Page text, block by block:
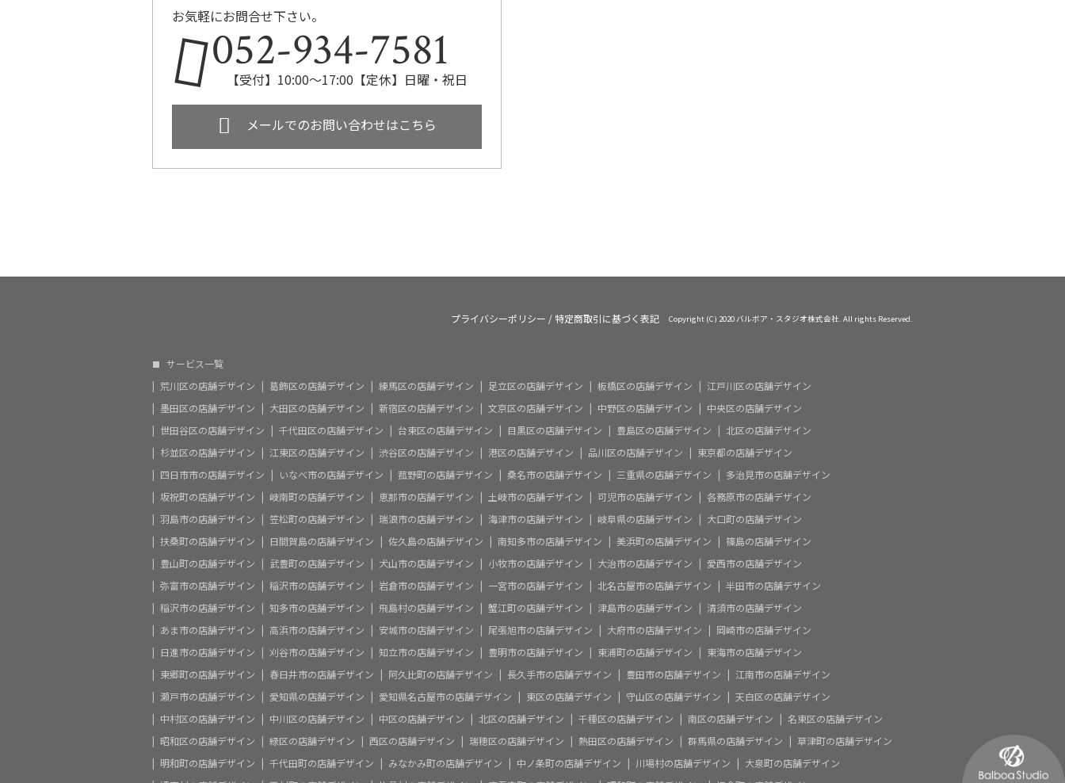
お気軽にお問合せ下さい。
052-934-7581
【受付】10:00～17:00【定休】日曜・祝日
メールでのお問い合わせはこちら
プライバシーポリシー /特定商取引に基づく表記 Copyright (C) 2020 バルボア・スタジオ株式会社. All rights Reserved.
サービス一覧
荒川区の店舗デザイン
葛飾区の店舗デザイン 練馬区の店舗デザイン 足立区の店舗デザイン 板橋区の店舗デザイン
江戸川区の店舗デザイン
墨田区の店舗デザイン
大田区の店舗デザイン 新宿区の店舗デザイン 文京区の店舗デザイン 中野区の店舗デザイン
中央区の店舗デザイン
世田谷区の店舗デザイン
千代田区の店舗デザイン 台東区の店舗デザイン 目黒区の店舗デザイン 豊島区の店舗デザイン
北区の店舗デザイン
杉並区の店舗デザイン
江東区の店舗デザイン 渋谷区の店舗デザイン 港区の店舗デザイン 品川区の店舗デザイン
東京都の店舗デザイン
四日市市の店舗デザイン
いなべ市の店舗デザイン 菰野町の店舗デザイン 桑名市の店舗デザイン 三重県の店舗デザイン
多治見市の店舗デザイン
坂祝町の店舗デザイン
岐南町の店舗デザイン 恵那市の店舗デザイン 土岐市の店舗デザイン 可児市の店舗デザイン
各務原市の店舗デザイン
羽島市の店舗デザイン
笠松町の店舗デザイン 瑞浪市の店舗デザイン 海津市の店舗デザイン 岐阜県の店舗デザイン
大口町の店舗デザイン
扶桑町の店舗デザイン
日間賀島の店舗デザイン 佐久島の店舗デザイン 南知多市の店舗デザイン 美浜町の店舗デザイン
篠島の店舗デザイン
豊山町の店舗デザイン
武豊町の店舗デザイン 犬山市の店舗デザイン 小牧市の店舗デザイン 大治市の店舗デザイン
愛西市の店舗デザイン
弥富市の店舗デザイン
稲沢市の店舗デザイン 岩倉市の店舗デザイン 一宮市の店舗デザイン 北名古屋市の店舗デザイン
半田市の店舗デザイン
稲沢市の店舗デザイン
知多市の店舗デザイン 飛島村の店舗デザイン 蟹江町の店舗デザイン 津島市の店舗デザイン
清須市の店舗デザイン
あま市の店舗デザイン
高浜市の店舗デザイン 安城市の店舗デザイン 尾張旭市の店舗デザイン 大府市の店舗デザイン
岡崎市の店舗デザイン
日進市の店舗デザイン
刈谷市の店舗デザイン 知立市の店舗デザイン 豊明市の店舗デザイン 東浦町の店舗デザイン
東海市の店舗デザイン
東郷町の店舗デザイン
春日井市の店舗デザイン 阿久比町の店舗デザイン 長久手市の店舗デザイン 豊田市の店舗デザイン
江南市の店舗デザイン
瀬戸市の店舗デザイン
愛知県の店舗デザイン 愛知県名古屋市の店舗デザイン 東区の店舗デザイン 守山区の店舗デザイン
天白区の店舗デザイン
中村区の店舗デザイン
中川区の店舗デザイン 中区の店舗デザイン 北区の店舗デザイン 千種区の店舗デザイン 南区の店舗デザイン
名東区の店舗デザイン
昭和区の店舗デザイン
緑区の店舗デザイン 西区の店舗デザイン 瑞穂区の店舗デザイン 熱田区の店舗デザイン 群馬県の店舗デザイン
草津町の店舗デザイン
明和町の店舗デザイン
千代田町の店舗デザイン みなかみ町の店舗デザイン 中ノ条町の店舗デザイン 川場村の店舗デザイン
大泉町の店舗デザイン